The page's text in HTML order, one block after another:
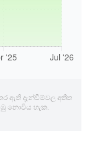
ඇති දැන්වීම්වල අතීත
නොවිය හැක.